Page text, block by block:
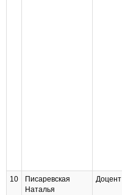
10
Писаревская
Наталья
Доцент